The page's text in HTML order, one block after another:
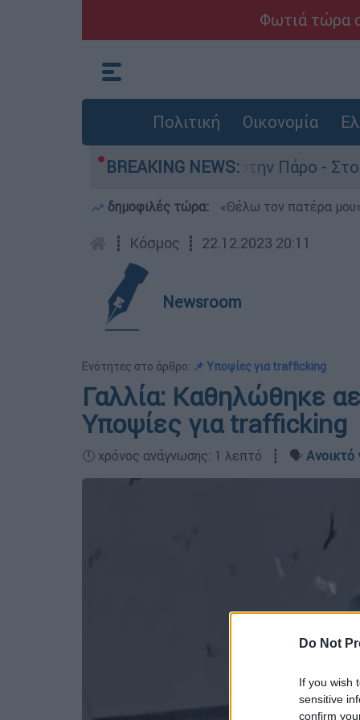
Do Not
If you wish
sensitive
confirm
Φωτιά τώρα
Πολιτική Οικονομία
BREAKING NEWS:
θάνατο του 4χρονου στην Πάρο - Στο
δημοφιλές τώρα: «Θέλω τον πατέρα
┋ Κόσμος ┋ 22.12.2023 20:11
Newsroom
Ενότητες στο άρθρο: 📌 Υποψίες για trafficking
Γαλλία: Καθηλώθηκε
Υποψίες για trafficking
🕛 χρόνος ανάγνωσης: 1 λεπτό ┋ 🗣️ Ανοικτό